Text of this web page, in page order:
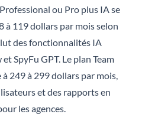
ou Pro plus IA se
à 119 dollars par mois selon
des fonctionnalités IA
SpyFu GPT. Le plan Team
249 à 299 dollars par mois,
et des rapports en
les agences.